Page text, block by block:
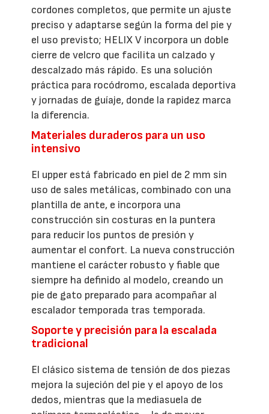
cordones completos, que permite un ajuste
preciso y adaptarse según la forma del pie y
el uso previsto; HELIX V incorpora un doble
cierre de velcro que facilita un calzado y
descalzado más rápido. Es una solución
práctica para rocódromo, escalada deportiva
y jornadas de guíaje, donde la rapidez marca
la diferencia.
Materiales duraderos para un uso
intensivo
El upper está fabricado en piel de 2 mm sin
uso de sales metálicas, combinado con una
plantilla de ante, e incorpora una
construcción sin costuras en la puntera
para reducir los puntos de presión y
aumentar el confort. La nueva construcción
mantiene el carácter robusto y fiable que
siempre ha definido al modelo, creando un
pie de gato preparado para acompañar al
escalador temporada tras temporada.
Soporte y precisión para la escalada
tradicional
El clásico sistema de tensión de dos piezas
mejora la sujeción del pie y el apoyo de los
dedos, mientras que la mediasuela de